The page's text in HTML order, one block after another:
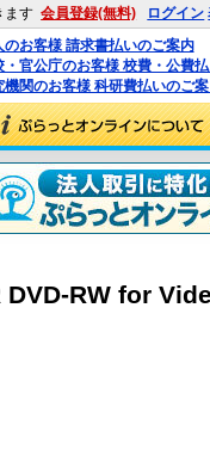
ます 会員登録(無料) ログイン
のお客様 請求書払いのご案内
・官公庁のお客様 校費・公費
機関のお客様 科研費払いのご
DVD-RW for